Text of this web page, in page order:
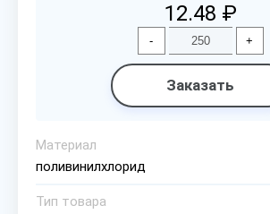
12.48 ₽
- +
Заказать
Материал
поливинилхлорид
Тип товара